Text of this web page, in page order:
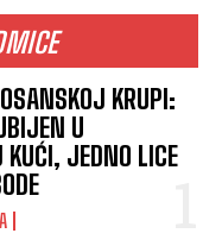
KRUPI:
U
KUĆI, JEDNO LICE